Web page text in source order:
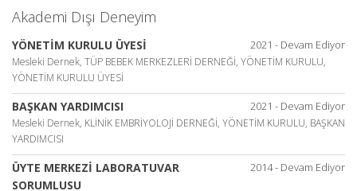
Akademi Dışı Deneyim
2021 - Devam Ediyor
YÖNETİM KURULU ÜYESİ
Mesleki Dernek, TÜP BEBEK MERKEZLERİ DERNEĞİ, YÖNETİM KURULU,
YÖNETİM KURULU ÜYESİ
2021 - Devam Ediyor
BAŞKAN YARDIMCISI
Mesleki Dernek, KLİNİK EMBRİYOLOJİ DERNEĞİ, YÖNETİM KURULU, BAŞKAN
YARDIMCISI
2014 - Devam Ediyor
ÜYTE MERKEZİ LABORATUVAR
SORUMLUSU